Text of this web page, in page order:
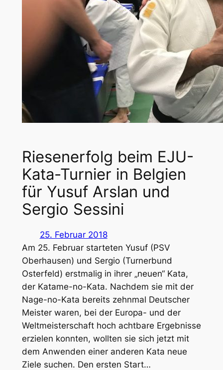
Riesenerfolg beim EJU-
Kata-Turnier in Belgien
für Yusuf Arslan und
Sergio Sessini
25. Februar 2018
Am 25. Februar starteten Yusuf (PSV
Oberhausen) und Sergio (Turnerbund
Osterfeld) erstmalig in ihrer „neuen“ Kata,
der Katame-no-Kata. Nachdem sie mit der
Nage-no-Kata bereits zehnmal Deutscher
Meister waren, bei der Europa- und der
Weltmeisterschaft hoch achtbare Ergebnisse
erzielen konnten, wollten sie sich jetzt mit
dem Anwenden einer anderen Kata neue
Ziele suchen. Den ersten Start…